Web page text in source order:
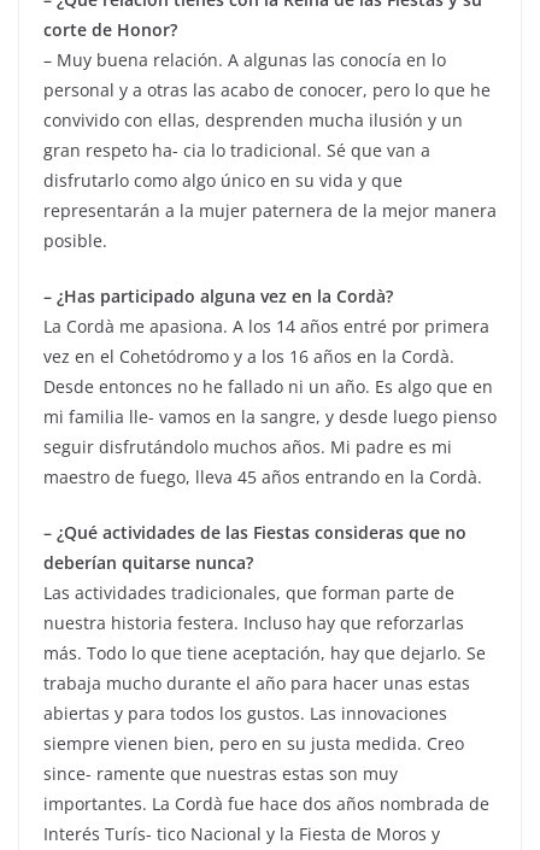
corte de Honor?
– Muy buena relación. A algunas las conocía en lo
personal y a otras las acabo de conocer, pero lo que he
convivido con ellas, desprenden mucha ilusión y un
gran respeto ha- cia lo tradicional. Sé que van a
disfrutarlo como algo único en su vida y que
representarán a la mujer paternera de la mejor manera
posible.
– ¿Has participado alguna vez en la Cordà?
La Cordà me apasiona. A los 14 años entré por primera
vez en el Cohetódromo y a los 16 años en la Cordà.
Desde entonces no he fallado ni un año. Es algo que en
mi familia lle- vamos en la sangre, y desde luego pienso
seguir disfrutándolo muchos años. Mi padre es mi
maestro de fuego, lleva 45 años entrando en la Cordà.
– ¿Qué actividades de las Fiestas consideras que no
deberían quitarse nunca?
Las actividades tradicionales, que forman parte de
nuestra historia festera. Incluso hay que reforzarlas
más. Todo lo que tiene aceptación, hay que dejarlo. Se
trabaja mucho durante el año para hacer unas estas
abiertas y para todos los gustos. Las innovaciones
siempre vienen bien, pero en su justa medida. Creo
since- ramente que nuestras estas son muy
importantes. La Cordà fue hace dos años nombrada de
Interés Turís- tico Nacional y la Fiesta de Moros y